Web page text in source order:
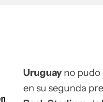
Uruguayno pudo
en su segunda